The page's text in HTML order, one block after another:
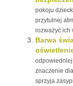
pokoju
przytulnej
rozważyć ich
Barwa
odpowiedniej
znaczenie
sprzyja